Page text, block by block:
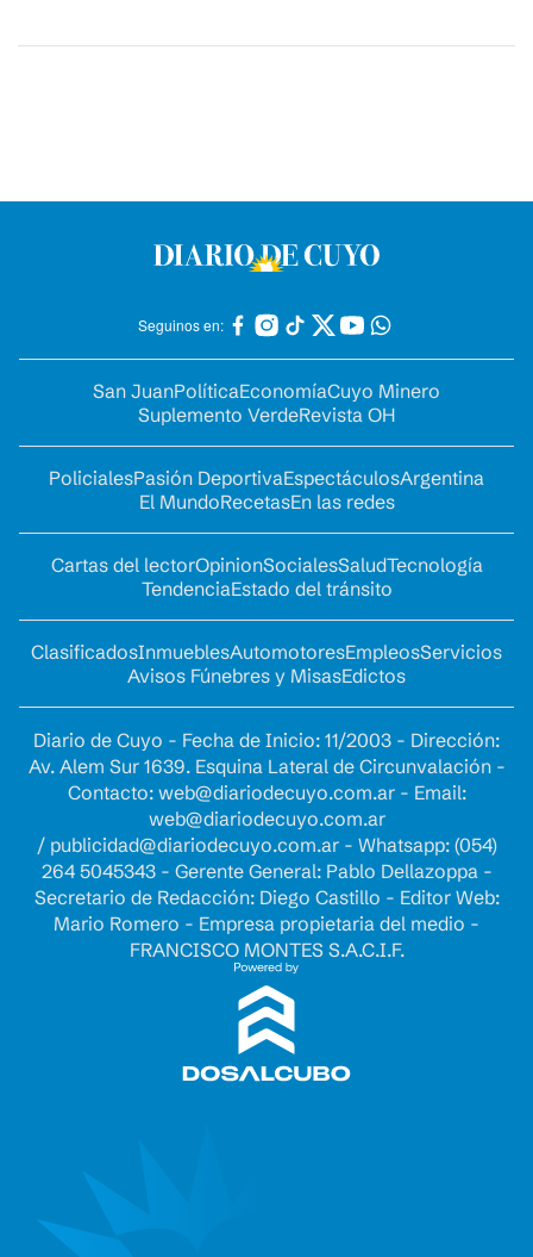
Seguinos en:
San JuanPolíticaEconomíaCuyo Minero
Suplemento VerdeRevista OH
PolicialesPasión DeportivaEspectáculosArgentina
El MundoRecetasEn las redes
Cartas del lectorOpinionSocialesSaludTecnología
TendenciaEstado del tránsito
ClasificadosInmueblesAutomotoresEmpleosServicios
Avisos Fúnebres y MisasEdictos
Diario de Cuyo - Fecha de Inicio: 11/2003 - Dirección:
Av. Alem Sur 1639. Esquina Lateral de Circunvalación -
Contacto: web@diariodecuyo.com.ar- Email:
web@diariodecuyo.com.ar
/ publicidad@diariodecuyo.com.ar- Whatsapp: (054)
264 5045343 - Gerente General: Pablo Dellazoppa -
Secretario de Redacción: Diego Castillo - Editor Web:
Mario Romero - Empresa propietaria del medio -
FRANCISCO MONTES S.A.C.I.F.